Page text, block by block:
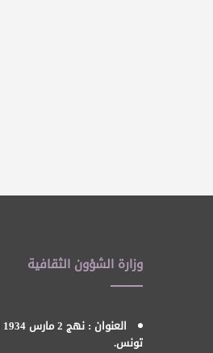
وزارة الشؤون الثقافية
تونس.